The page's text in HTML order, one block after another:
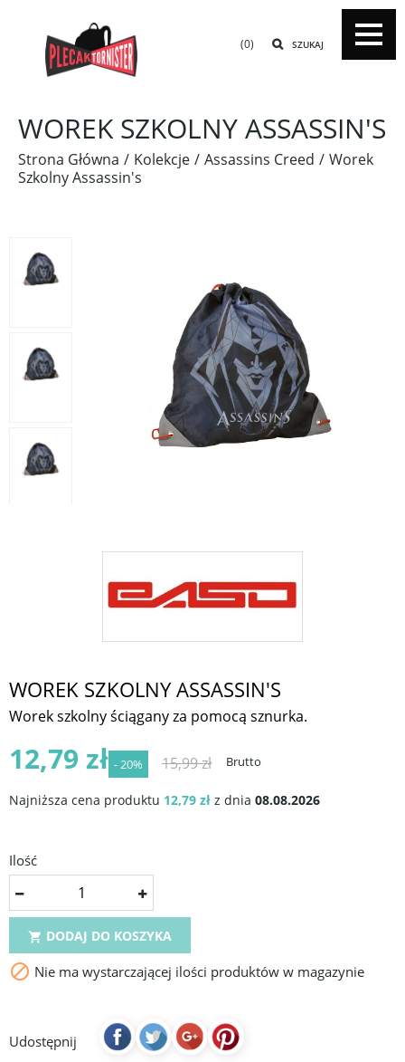
SZUKAJ
(0)
WOREK SZKOLNY ASSASSIN'S
Strona Główna Kolekcje Assassins Creed
Worek
Szkolny Assassin's
WOREK SZKOLNY ASSASSIN'S
Worek szkolny ściągany za pomocą sznurka.
12,79 zł - 20% 15,99 zł Brutto
Najniższa cena produktu 12,79 zł z dnia 08.08.2026
Ilość
 DODAJ DO KOSZYKA
 Nie ma wystarczającej ilości produktów w magazynie
Udostępnij